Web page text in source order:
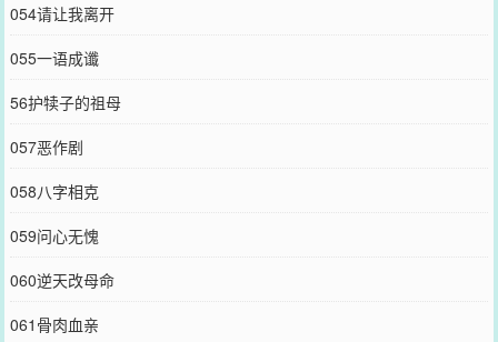
054请让我离开
055一语成谶
56护犊子的祖母
057恶作剧
058八字相克
059问心无愧
060逆天改母命
061骨肉血亲